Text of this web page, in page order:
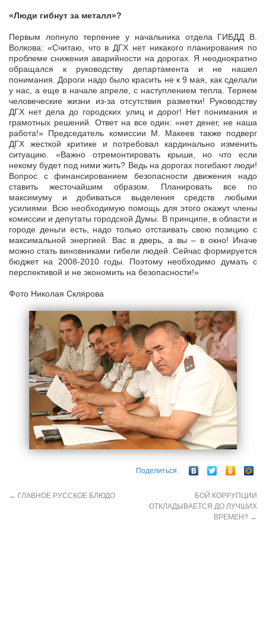
«Люди гибнут за металл»?
Первым лопнуло терпение у начальника отдела ГИБДД В.
Волкова: «Считаю, что в ДГХ нет никакого планирования по
проблеме снижения аварийности на дорогах. Я неоднократно
обращался к руководству департамента и не нашел
понимания. Дороги надо было красить не к 9 мая, как сделали
у нас, а еще в начале апреле, с наступлением тепла. Теряем
человеческие жизни из-за отсутствия разметки! Руководству
ДГХ нет дела до городских улиц и дорог! Нет понимания и
грамотных решений. Ответ на все один: «нет денег, не наша
работа!» Председатель комиссии М. Макеев также подверг
ДГХ жесткой критике и потребовал кардинально изменить
ситуацию. «Важно отремонтировать крыши, но что если
некому будет под ними жить? Ведь на дорогах погибают люди!
Вопрос с финансированием безопасности движения надо
ставить жесточайшим образом. Планировать все по
максимуму и добиваться выделения средств любыми
усилиями. Всю необходимую помощь для этого окажут члены
комиссии и депутаты городской Думы. В принципе, в области и
городе деньги есть, надо только отстаивать свою позицию с
максимальной энергией. Вас в дверь, а вы – в окно! Иначе
можно стать виновниками гибели людей. Сейчас формируется
бюджет на 2008-2010 годы. Поэтому необходимо думать с
перспективой и не экономить на безопасности!»
Фото Николая Склярова
Поделиться
← ГЛАВНОЕ РУССКОЕ БЛЮДО
БОЙ КОРРУПЦИИ
ОТКЛАДЫВАЕТСЯ ДО ЛУЧШИХ
ВРЕМЕН? →